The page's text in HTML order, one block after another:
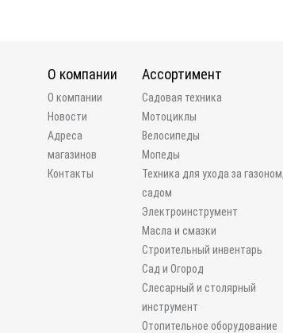
О компании
О компании
Новости
Адреса
магазинов
Контакты
Ассортимент
Садовая техника
Мотоциклы
Велосипеды
Мопеды
Техника для ухода за газоном,
садом
Электроинструмент
Масла и смазки
Строительный инвентарь
Сад и Огород
Слесарный и столярный
инструмент
Отопительное оборудование